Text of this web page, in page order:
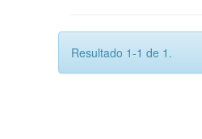
Resultado 1-1 de 1.